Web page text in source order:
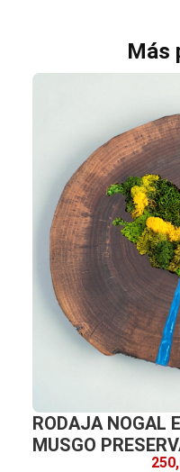
Más
RODAJA NOGAL
MUSGO